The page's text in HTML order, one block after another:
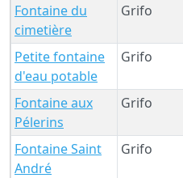
Fontaine du
cimetière
Grifo
Petite fontaine
d'eau potable
Grifo
Fontaine aux
Pélerins
Grifo
Fontaine Saint
André
Grifo